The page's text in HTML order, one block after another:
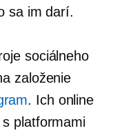
sa im darí.
sociálneho
založenie
. Ich online
platformami